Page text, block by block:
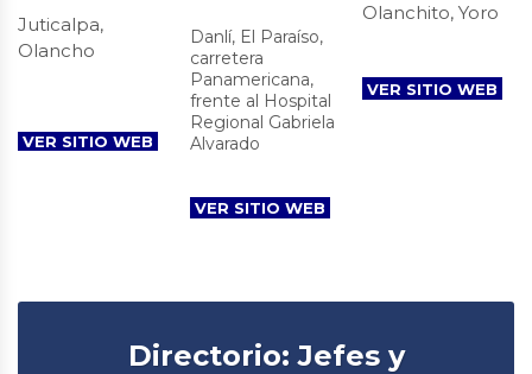
Juticalpa,
Olancho
VER SITIO WEB
Danlí, El Paraíso,
carretera
Panamericana,
frente al Hospital
Regional Gabriela
Alvarado
VER SITIO WEB
Olanchito, Yoro
VER SITIO WEB
Directorio: Jefes y